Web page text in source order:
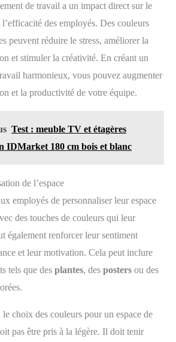
de travail a un impact direct sur le
l’efficacité des employés. Des couleurs
peuvent réduire le stress, améliorer la
et stimuler la créativité. En créant un
harmonieux, vous pouvez augmenter
et la productivité de votre équipe.
Test : meuble TV et étagères
IDMarket 180 cm bois et blanc
de l’espace
employés de personnaliser leur espace
des touches de couleurs qui leur
également renforcer leur sentiment
et leur motivation. Cela peut inclure
tels que des plantes, des posters ou des
le choix des couleurs pour un espace de
pas être pris à la légère. Il doit tenir